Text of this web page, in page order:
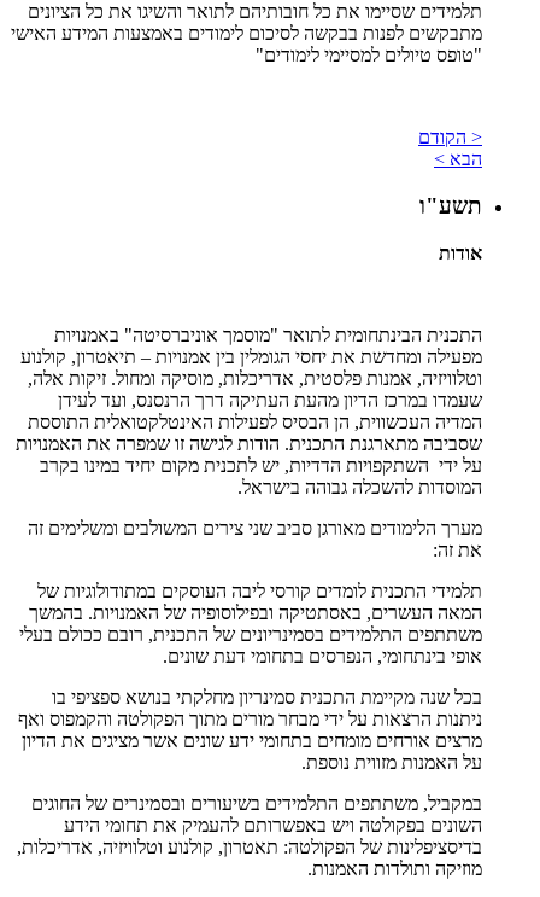
תלמידים שסיימו את כל חובותיהם לתואר והשיגו את כל הציונים
מתבקשים לפנות בבקשה לסיכום לימודים באמצעות המידע האישי
"טופס טיולים למסיימי לימודים"
< הקודם
הבא >
תשע"ו
אודות
התכנית הבינתחומית לתואר "מוסמך אוניברסיטה" באמנויות
מפעילה ומחדשת את יחסי הגומלין בין אמנויות – תיאטרון, קולנוע
וטלוויזיה, אמנות פלסטית, אדריכלות, מוסיקה ומחול. זיקות אלה,
שעמדו במרכז הדיון מהעת העתיקה דרך הרנסנס, ועד לעידן
המדיה העכשווית, הן הבסיס לפעילות האינטלקטואלית התוססת
שסביבה מתארגנת התכנית. הודות לגישה זו שמפרה את האמנויות
על ידי השתקפויות הדדיות, יש לתכנית מקום יחיד במינו בקרב
המוסדות להשכלה גבוהה בישראל.
מערך הלימודים מאורגן סביב שני צירים המשולבים ומשלימים זה
את זה:
תלמידי התכנית לומדים קורסי ליבה העוסקים במתודולוגיות של
המאה העשרים, באסתטיקה ובפילוסופיה של האמנויות. בהמשך
משתתפים התלמידים בסמינריונים של התכנית, רובם ככולם בעלי
אופי בינתחומי, הנפרסים בתחומי דעת שונים.
בכל שנה מקיימת התכנית סמינריון מחלקתי בנושא ספציפי בו
ניתנות הרצאות על ידי מבחר מורים מתוך הפקולטה והקמפוס ואף
מרצים אורחים מומחים בתחומי ידע שונים אשר מציגים את הדיון
על האמנות מזווית נוספת.
במקביל, משתתפים התלמידים בשיעורים ובסמינרים של החוגים
השונים בפקולטה ויש באפשרותם להעמיק את תחומי הידע
בדיסציפלינות של הפקולטה: תאטרון, קולנוע וטלוויזיה, אדריכלות,
מוזיקה ותולדות האמנות.